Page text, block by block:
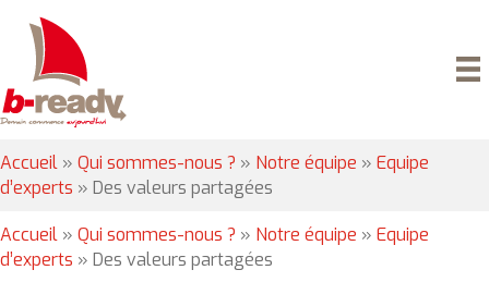
Accueil » Qui sommes-nous ? » Notre équipe » Equipe
d’experts » Des valeurs partagées
Accueil » Qui sommes-nous ? » Notre équipe » Equipe
d’experts » Des valeurs partagées